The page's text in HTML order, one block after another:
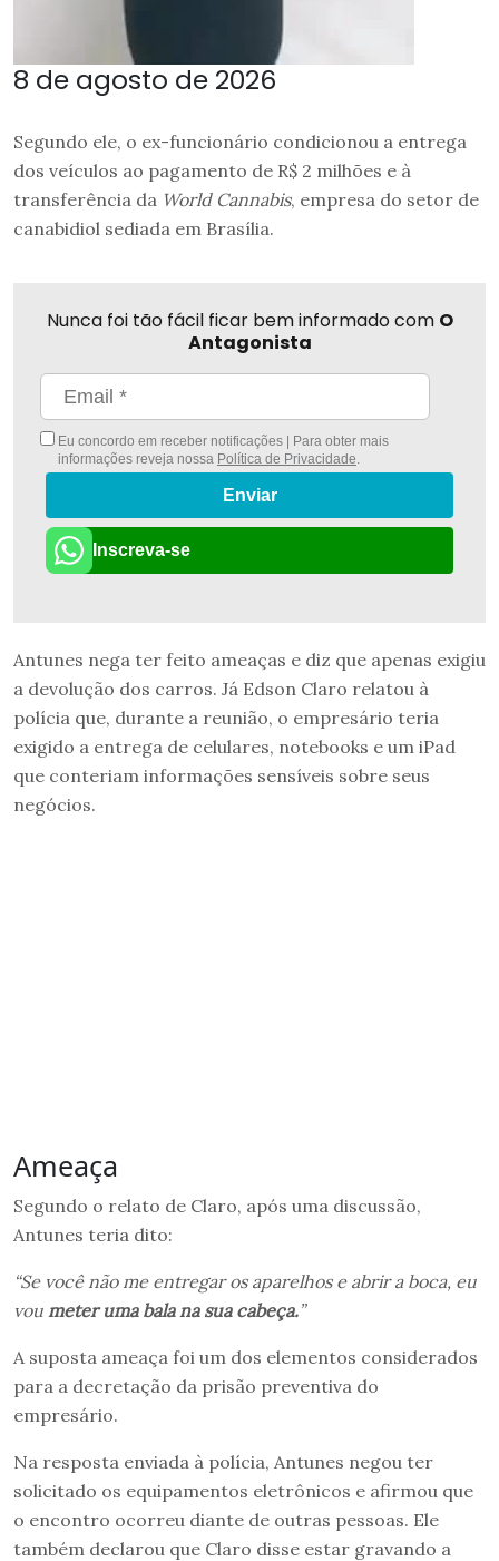
8 de agosto de 2026
Segundo ele, o ex-funcionário condicionou a entrega
dos veículos ao pagamento de R$ 2 milhões e à
transferência da World Cannabis, empresa do setor de
canabidiol sediada em Brasília.
Nunca foi tão fácil ficar bem informado com O
Antagonista
Eu concordo em receber notificações | Para obter mais
informações reveja nossa Política de Privacidade.
Enviar
Inscreva-se
Antunes nega ter feito ameaças e diz que apenas exigiu
a devolução dos carros. Já Edson Claro relatou à
polícia que, durante a reunião, o empresário teria
exigido a entrega de celulares, notebooks e um iPad
que conteriam informações sensíveis sobre seus
negócios.
Ameaça
Segundo o relato de Claro, após uma discussão,
Antunes teria dito:
“Se você não me entregar os aparelhos e abrir a boca, eu
vou meter uma bala na sua cabeça.”
A suposta ameaça foi um dos elementos considerados
para a decretação da prisão preventiva do
empresário.
Na resposta enviada à polícia, Antunes negou ter
solicitado os equipamentos eletrônicos e afirmou que
o encontro ocorreu diante de outras pessoas. Ele
também declarou que Claro disse estar gravando a